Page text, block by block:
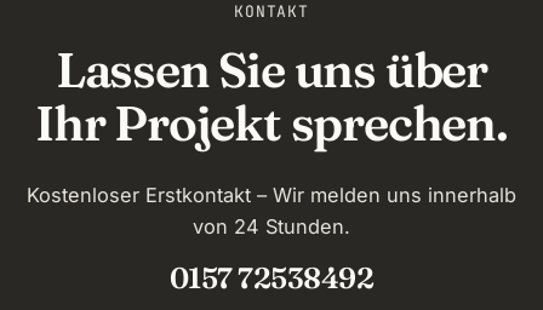
KONTAKT
Lassen Sie uns über
Ihr Projekt sprechen.
Kostenloser Erstkontakt – Wir melden uns innerhalb
von 24 Stunden.
0157 72538492